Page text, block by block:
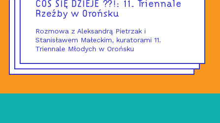
COŚ SIĘ DZIEJE ??!: 11. Triennale
Rzeźby w Orońsku
Rozmowa z Aleksandrą Pietrzak i
Stanisławem Małeckim, kuratorami 11.
Triennale Młodych w Orońsku